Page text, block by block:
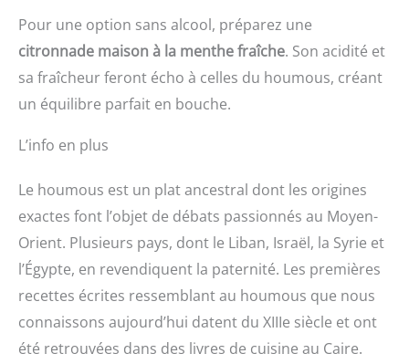
Pour une option sans alcool, préparez une
citronnade maison à la menthe fraîche. Son acidité et
sa fraîcheur feront écho à celles du houmous, créant
un équilibre parfait en bouche.
L’info en plus
Le houmous est un plat ancestral dont les origines
exactes font l’objet de débats passionnés au Moyen-
Orient. Plusieurs pays, dont le Liban, Israël, la Syrie et
l’Égypte, en revendiquent la paternité. Les premières
recettes écrites ressemblant au houmous que nous
connaissons aujourd’hui datent du XIIIe siècle et ont
été retrouvées dans des livres de cuisine au Caire.